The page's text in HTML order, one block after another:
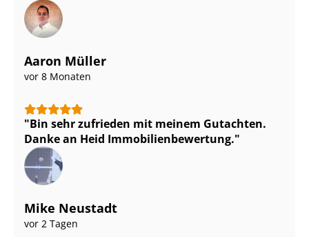
Aaron Müller
vor 8 Monaten
Bin sehr zufrieden mit meinem Gutachten.
Danke an Heid Im­mo­bi­li­en­be­wer­tung.
Mike Neustadt
vor 2 Tagen